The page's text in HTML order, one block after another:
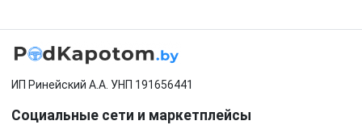
ИП Ринейский А.А. УНП 191656441
Социальные сети и маркетплейсы